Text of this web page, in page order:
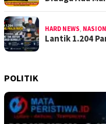
HARD NEWS,
Lantik 1.204
POLITIK